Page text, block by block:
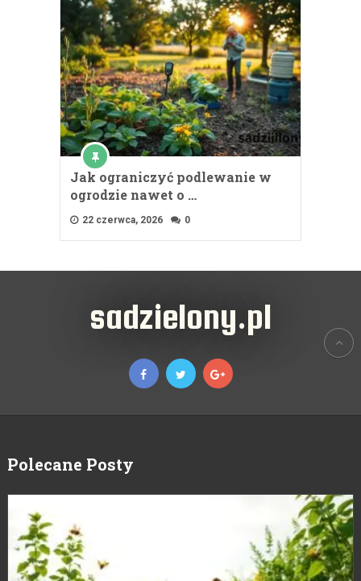
Jak ograniczyć podlewanie w
ogrodzie nawet o …
22 czerwca, 2026 0
sadzielony.pl
Polecane Posty